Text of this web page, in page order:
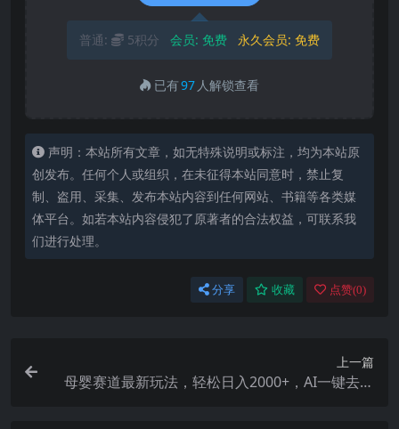
普通: 5积分 会员: 免费 永久会员: 免费
已有97 人解锁查看
声明：本站所有文章，如无特殊说明或标注，均为本站原
创发布。任何个人或组织，在未征得本站同意时，禁止复
制、盗用、采集、发布本站内容到任何网站、书籍等各类媒
体平台。如若本站内容侵犯了原著者的合法权益，可联系我
们进行处理。
分享 收藏 点赞(0)
上一篇
母婴赛道最新玩法，轻松日入2000+，AI一键去重